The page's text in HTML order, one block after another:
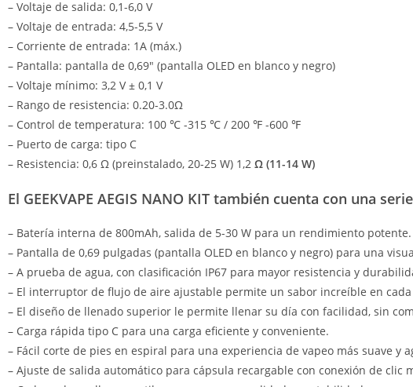
– Voltaje de salida: 0,1-6,0 V
– Voltaje de entrada: 4,5-5,5 V
– Corriente de entrada: 1A (máx.)
– Pantalla: pantalla de 0,69″ (pantalla OLED en blanco y negro)
– Voltaje mínimo: 3,2 V ± 0,1 V
– Rango de resistencia: 0.20-3.0Ω
– Control de temperatura: 100 ℃ -315 ℃ / 200 ℉ -600 ℉
– Puerto de carga: tipo C
– Resistencia: 0,6 Ω (preinstalado, 20-25 W) 1,2 Ω (11-14 W)
El GEEKVAPE AEGIS NANO KIT también cuenta con una
– Batería interna de 800mAh, salida de 5-30 W para un rendimiento potente.
– Pantalla de 0,69 pulgadas (pantalla OLED en blanco y negro) para una
– A prueba de agua, con clasificación IP67 para mayor resistencia y
– El interruptor de flujo de aire ajustable permite un sabor increíble en
– El diseño de llenado superior le permite llenar su día con facilidad, sin
– Carga rápida tipo C para una carga eficiente y conveniente.
– Fácil corte de pies en espiral para una experiencia de vapeo más suave y
– Ajuste de salida automático para cápsula recargable con conexión de clic